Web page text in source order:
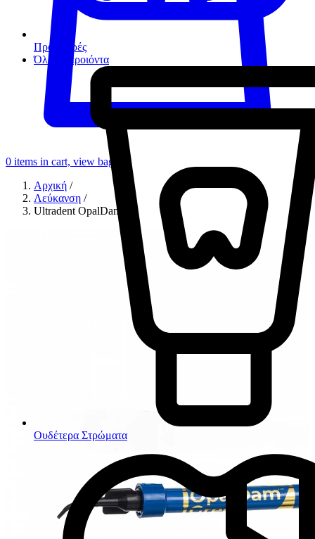
Προσφορές
Όλα τα προιόντα
Ουδέτερα Στρώματα
0 items in cart, view bag
Αρχική /
Λεύκανση /
Ultradent OpalDam